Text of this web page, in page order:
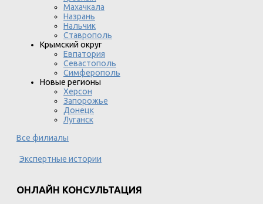
Махачкала
Назрань
Нальчик
Ставрополь
Крымский округ
Евпатория
Севастополь
Симферополь
Новые регионы
Херсон
Запорожье
Донецк
Луганск
Все филиалы
Экспертные истории
ОНЛАЙН КОНСУЛЬТАЦИЯ